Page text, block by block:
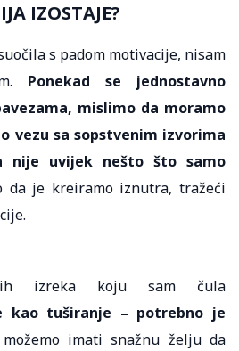
IZOSTAJE?
s padom motivacije, nisam
Ponekad se jednostavno
mislimo da moramo
vezu sa sopstvenim izvorima
nije uvijek nešto što samo
da je kreiramo iznutra, tražeći
izreka koju sam čula
kao tuširanje – potrebno je
imati snažnu želju da